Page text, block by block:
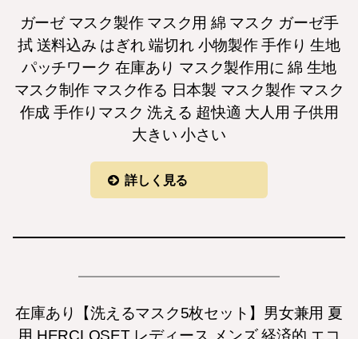
ガーゼ マスク製作 マスク用 綿 マスク ガーゼ手
拭 送料込み はぎれ 端切れ 小物製作 手作り 生地
パッチワーク 在庫あり マスク製作用に 綿 生地
マスク制作 マスク作る 日本製 マスク製作 マスク
作成 手作りマスク 洗える 超快適 大人用 子供用
大きい 小さい
詳しく見る
在庫あり【洗えるマスク5枚セット】男女兼用 夏
用 HERCLOSET レディース メンズ 経済的 エコ